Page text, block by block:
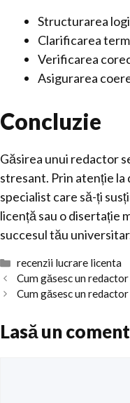
Structurarea
Clarificarea
Verificarea
Asigurarea
Concluzie
Găsirea unui redactor
stresant. Prin atenție
specialist care să-ți
licență sau o disertație
succesul tău
Categorii
recenzii lucrare licenta
Cum găsesc un
Cum găsesc un
Lasă un